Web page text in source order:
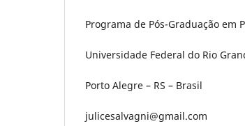
Programa de Pós-Graduação em
Universidade Federal do Rio
Porto Alegre – RS – Brasil
julicesalvagni@gmail.com